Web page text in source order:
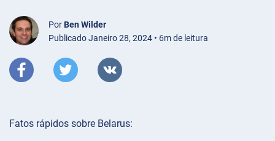
Por Ben Wilder
Publicado Janeiro 28, 2024 • 6m de leitura
Fatos rápidos sobre Belarus: